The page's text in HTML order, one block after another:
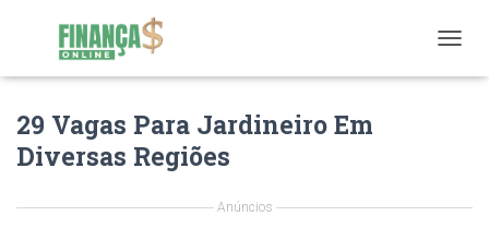
O
29 Vagas Para Jardineiro Em
Diversas Regiões
Anúncios